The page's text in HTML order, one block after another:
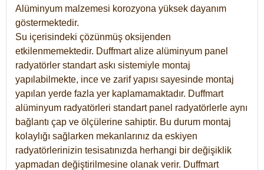
Alüminyum malzemesi korozyona yüksek dayanım
göstermektedir.
Su içerisindeki çözünmüş oksijenden
etkilenmemektedir. Duffmart alize alüminyum panel
radyatörler standart askı sistemiyle montaj
yapılabilmekte, ince ve zarif yapısı sayesinde montaj
yapılan yerde fazla yer kaplamamaktadır. Duffmart
alüminyum radyatörleri standart panel radyatörlerle aynı
bağlantı çap ve ölçülerine sahiptir. Bu durum montaj
kolaylığı sağlarken mekanlarınız da eskiyen
radyatörlerinizin tesisatınızda herhangi bir değişiklik
yapmadan değiştirilmesine olanak verir. Duffmart